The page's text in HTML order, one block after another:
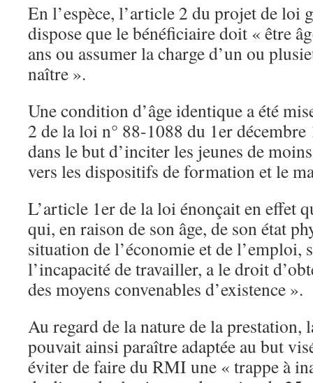
En l’espèce, l’article 2 du projet de loi
dispose que le bénéficiaire doit « être
ans ou assumer la charge d’un ou
naître ».
Une condition d’âge identique a été
2 de la loi n° 88-1088 du 1er
dans le but d’inciter les jeunes de
vers les dispositifs de formation et le
L’article 1er de la loi énonçait en effet
qui, en raison de son âge, de son état
situation de l’économie et de l’emploi,
l’incapacité de travailler, a le droit
des moyens convenables d’existence ».
Au regard de la nature de la prestation,
pouvait ainsi paraître adaptée au but
éviter de faire du RMI une « trappe à